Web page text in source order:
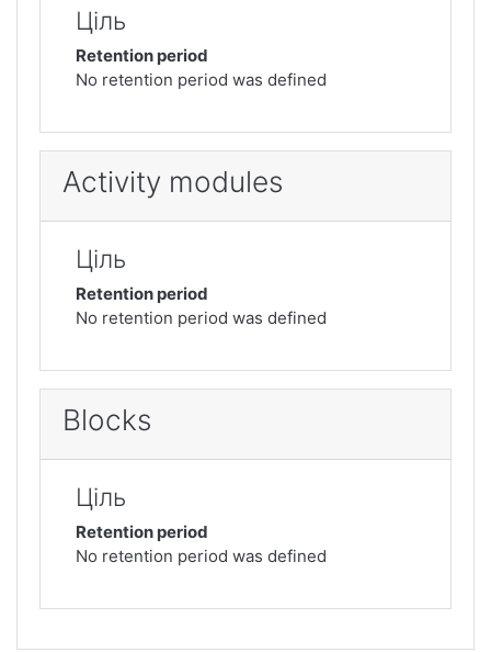
Ціль
Retention period
No retention period was defined
Activity modules
Ціль
Retention period
No retention period was defined
Blocks
Ціль
Retention period
No retention period was defined